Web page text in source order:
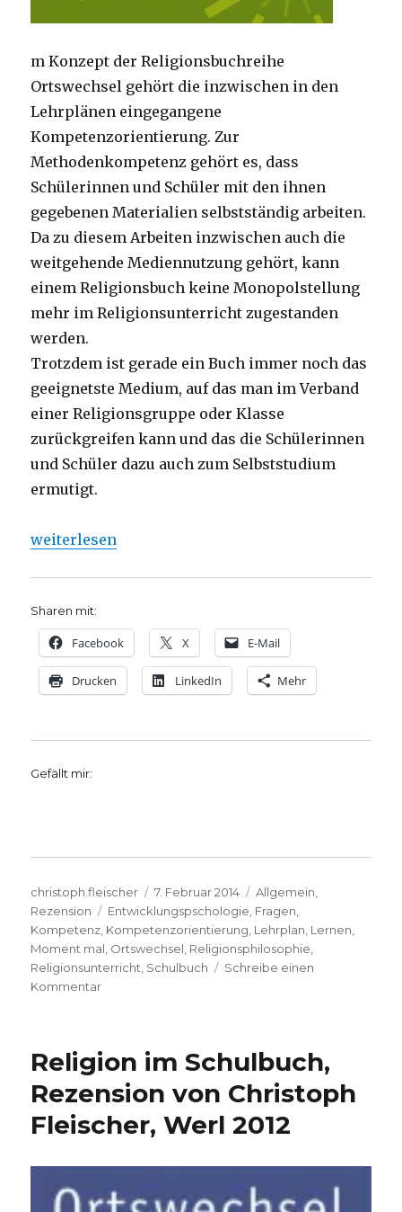
m Konzept der Religionsbuchreihe
Ortswechsel gehört die inzwischen in den
Lehrplänen eingegangene
Kompetenzorientierung. Zur
Methodenkompetenz gehört es, dass
Schülerinnen und Schüler mit den ihnen
gegebenen Materialien selbstständig arbeiten.
Da zu diesem Arbeiten inzwischen auch die
weitgehende Mediennutzung gehört, kann
einem Religionsbuch keine Monopolstellung
mehr im Religionsunterricht zugestanden
werden.
Trotzdem ist gerade ein Buch immer noch das
geeignetste Medium, auf das man im Verband
einer Religionsgruppe oder Klasse
zurückgreifen kann und das die Schülerinnen
und Schüler dazu auch zum Selbststudium
ermutigt.
„Religiös kompetent werden, Rezension von
weiterlesen
Sharen mit:
Facebook X E-Mail
Drucken LinkedIn Mehr
Gefällt mir:
Autor
christoph.fleischer
Veröffentlicht
am
7. Februar 2014 Kategorien
Allgemein
Rezension
Schlagwörter
Entwicklungspschologie Fragen
Kompetenz Kompetenzorientierung Lehrplan Lernen
Moment mal Ortswechsel Religionsphilosophie
Religionsunterricht Schulbuch
Schreibe einen
Kommentarzu
Rezension
Christoph
Fleischer,
Werl
Religion im Schulbuch,
Rezension von Christoph
Fleischer, Werl 2012